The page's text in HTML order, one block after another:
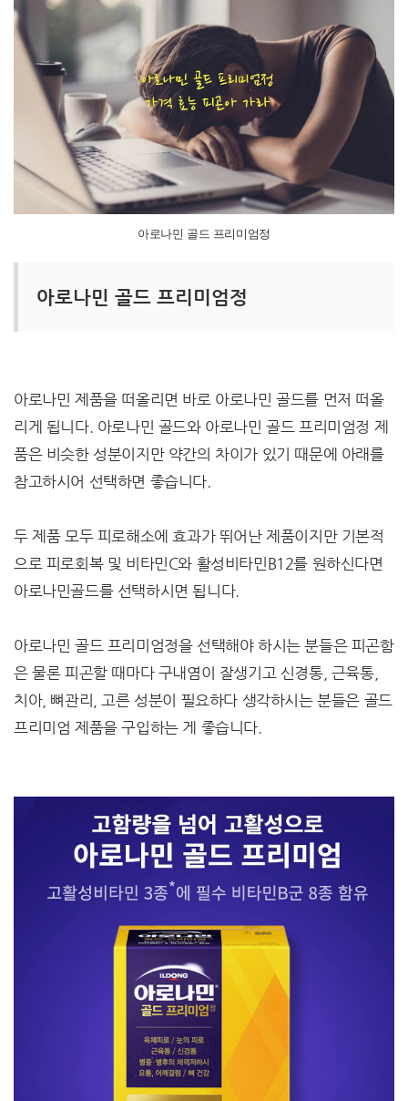
아로나민 골드 프리미엄정
아로나민 골드 프리미엄정
아로나민 제품을 떠올리면 바로 아로나민 골드를 먼저 떠올
리게 됩니다. 아로나민 골드와 아로나민 골드 프리미엄정 제
품은 비슷한 성분이지만 약간의 차이가 있기 때문에 아래를
참고하시어 선택하면 좋습니다.
두 제품 모두 피로해소에 효과가 뛰어난 제품이지만 기본적
으로 피로회복 및 비타민C와 활성비타민B12를 원하신다면
아로나민골드를 선택하시면 됩니다.
아로나민 골드 프리미엄정을 선택해야 하시는 분들은 피곤함
은 물론 피곤할 때마다 구내염이 잘생기고 신경통, 근육통,
치아, 뼈관리, 고른 성분이 필요하다 생각하시는 분들은 골드
프리미엄 제품을 구입하는 게 좋습니다.